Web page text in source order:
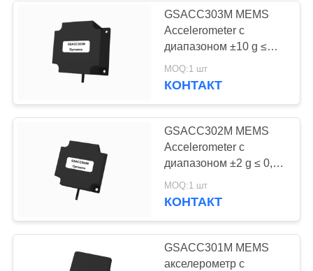
Электромагнитный
измеритель
прокачки
Электронный
датчик гироскопа
GSACC303M MEMS
Accelerometer с
диапазоном ±10 g ≤
0,01 g Bias и ≤ 0,2% Fs
Нелинейный для
MOQ:1 шт
КОНТАКТ
GSACC302M MEMS
Accelerometer с
диапазоном ±2 g ≤ 0,01
g Bias и ≤ 0,5% Fs
Нелинейный для
MOQ:1 шт
КОНТАКТ
GSACC301M MEMS
акселерометр с